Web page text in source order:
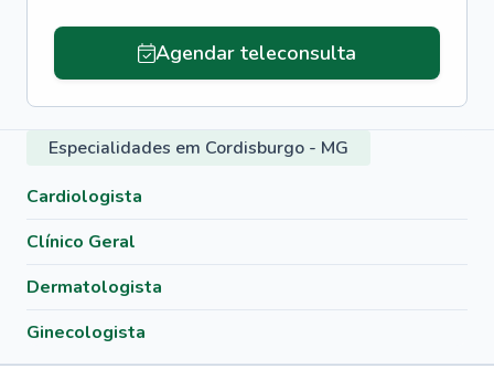
Agendar teleconsulta
Especialidades em Cordisburgo - MG
Cardiologista
Clínico Geral
Dermatologista
Ginecologista